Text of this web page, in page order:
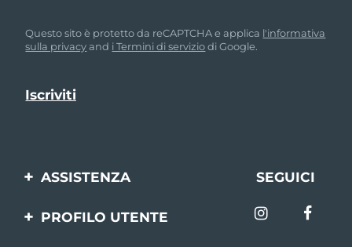
Questo sito è protetto da reCAPTCHA e applica l'informativa
sulla privacyand i Termini di serviziodi Google.
ASSISTENZA
Contattaci
SEGUICI
PROFILO UTENTE